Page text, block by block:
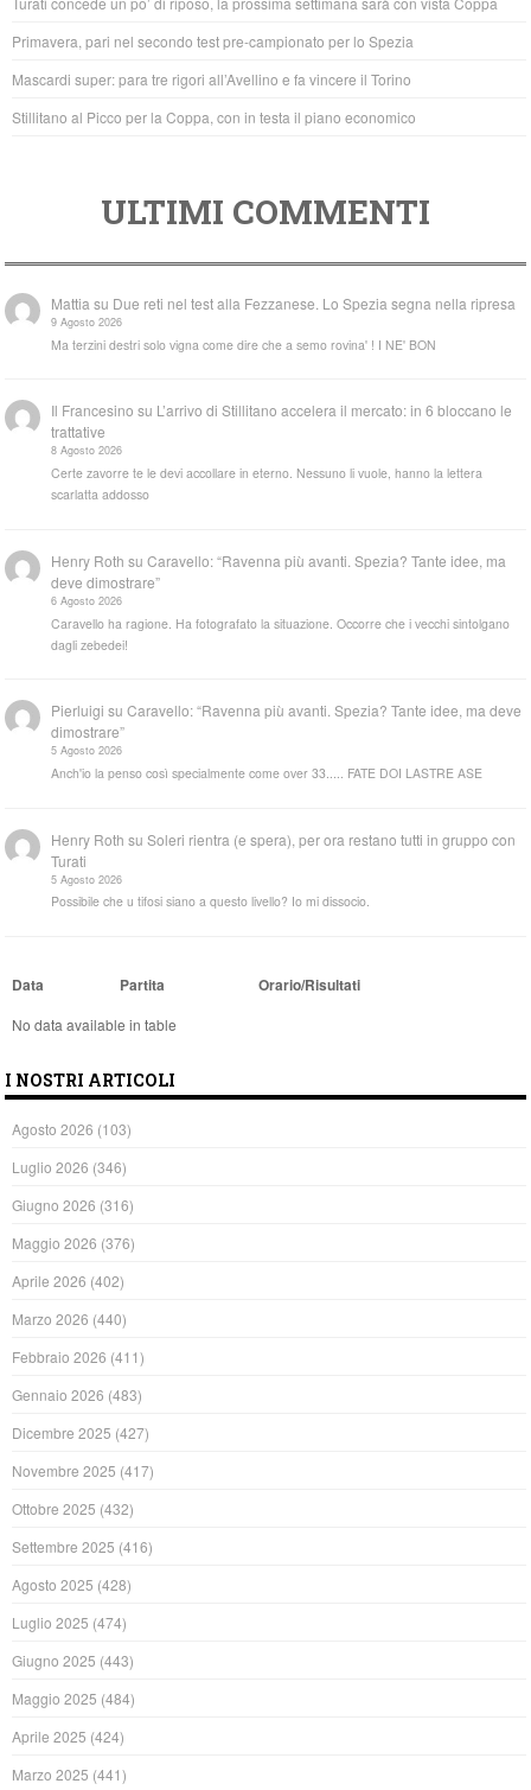
o
k
p
Primavera, pari nel secondo test pre-campionato per lo Spezia
Mascardi super: para tre rigori all’Avellino e fa vincere il Torino
Stillitano al Picco per la Coppa, con in testa il piano economico
ULTIMI COMMENTI
Mattia su Due reti nel test alla Fezzanese. Lo Spezia segna nella ripresa
9 Agosto 2026
Ma terzini destri solo vigna come dire che a semo rovina' ! I NE' BON
Il Francesino su L’arrivo di Stillitano accelera il mercato: in 6 bloccano le
trattative
8 Agosto 2026
Certe zavorre te le devi accollare in eterno. Nessuno li vuole, hanno la lettera
scarlatta addosso
Henry Roth suCaravello: “Ravenna più avanti. Spezia? Tante idee, ma
deve dimostrare”
6 Agosto 2026
Caravello ha ragione. Ha fotografato la situazione. Occorre che i vecchi sintolgano
dagli zebedei!
Pierluigi suCaravello: “Ravenna più avanti. Spezia? Tante idee, ma deve
dimostrare”
5 Agosto 2026
Anch'io la penso così specialmente come over 33..... FATE DOI LASTRE ASE
Henry Roth suSoleri rientra (e spera), per ora restano tutti in gruppo con
Turati
5 Agosto 2026
Possibile che u tifosi siano a questo livello? Io mi dissocio.
Data Partita Orario/Risultati
No data available in table
I NOSTRI ARTICOLI
Agosto 2026 (103)
Luglio 2026 (346)
Giugno 2026 (316)
Maggio 2026 (376)
Aprile 2026 (402)
Marzo 2026 (440)
Febbraio 2026 (411)
Gennaio 2026 (483)
Dicembre 2025 (427)
Novembre 2025 (417)
Ottobre 2025 (432)
Settembre 2025 (416)
Agosto 2025 (428)
Luglio 2025 (474)
Giugno 2025 (443)
Maggio 2025 (484)
Aprile 2025 (424)
Marzo 2025 (441)